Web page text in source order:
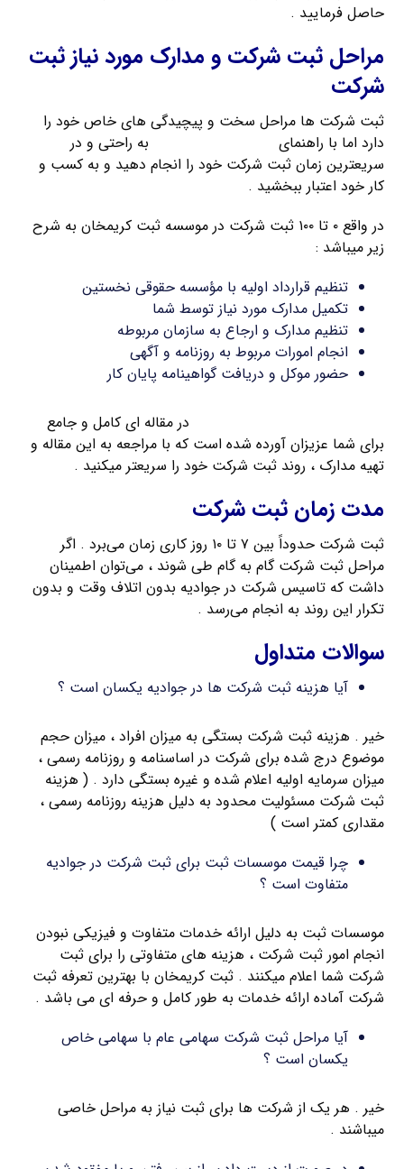
حاصل فرمایید .
مراحل ثبت شرکت و مدارک مورد نیاز ثبت
شرکت
ثبت شرکت ها مراحل سخت و پیچیدگی های خاص خود را
دارد اما با راهنمای
به راحتی و در
سریعترین زمان ثبت شرکت خود را انجام دهید و به کسب و
کار خود اعتبار ببخشید .
در واقع ۰ تا ۱۰۰ ثبت شرکت در موسسه ثبت کریمخان به شرح
زیر میباشد :
تنظیم قرارداد اولیه با مؤسسه حقوقی نخستین
تکمیل مدارک مورد نیاز توسط شما
تنظیم مدارک و ارجاع به سازمان مربوطه
انجام امورات مربوط به روزنامه و آگهی
حضور موکل و دریافت گواهینامه پایان کار
در مقاله ای کامل و جامع
برای شما عزیزان آورده شده است که با مراجعه به این مقاله و
تهیه مدارک ، روند ثبت شرکت خود را سریعتر میکنید .
مدت زمان ثبت شرکت
ثبت شرکت حدوداً بین ۷ تا ۱۰ روز کاری زمان می‌برد . اگر
مراحل ثبت شرکت گام به گام طی شوند ، می‌توان اطمینان
داشت که تاسیس شرکت در جوادیه بدون اتلاف وقت و بدون
تکرار این روند به انجام می‌رسد .
سوالات متداول
آیا هزینه ثبت شرکت ها در جوادیه یکسان است ؟
خیر . هزینه ثبت شرکت بستگی به میزان افراد ، میزان حجم
موضوع درج شده برای شرکت در اساسنامه و روزنامه رسمی ،
میزان سرمایه اولیه اعلام شده و غیره بستگی دارد . ( هزینه
ثبت شرکت مسئولیت محدود به دلیل هزینه روزنامه رسمی ،
مقداری کمتر است )
چرا قیمت موسسات ثبت برای ثبت شرکت در جوادیه
متفاوت است ؟
موسسات ثبت به دلیل ارائه خدمات متفاوت و فیزیکی نبودن
انجام امور ثبت شرکت ، هزینه های متفاوتی را برای ثبت
شرکت شما اعلام میکنند . ثبت کریمخان با بهترین تعرفه ثبت
شرکت آماده ارائه خدمات به طور کامل و حرفه ای می باشد .
آیا مراحل ثبت شرکت سهامی عام با سهامی خاص
یکسان است ؟
خیر . هر یک از شرکت ها برای ثبت نیاز به مراحل خاصی
میباشند .